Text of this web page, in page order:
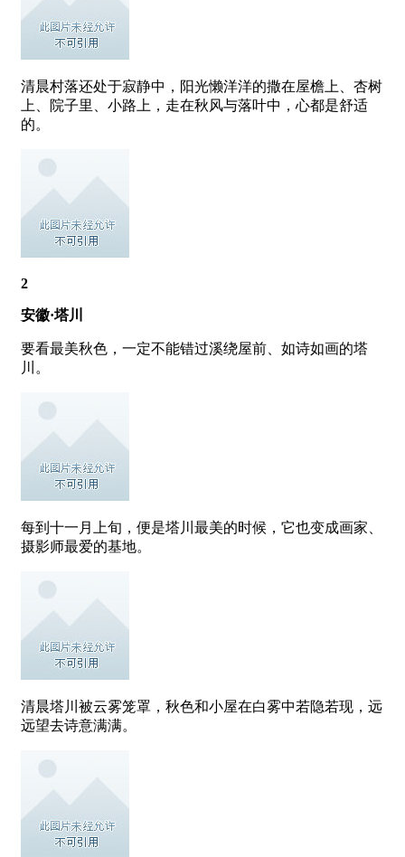
清晨村落还处于寂静中，阳光懒洋洋的撒在屋檐上、杏树
上、院子里、小路上，走在秋风与落叶中，心都是舒适
的。
2
安徽·塔川
要看最美秋色，一定不能错过溪绕屋前、如诗如画的塔
川。
每到十一月上旬，便是塔川最美的时候，它也变成画家、
摄影师最爱的基地。
清晨塔川被云雾笼罩，秋色和小屋在白雾中若隐若现，远
远望去诗意满满。